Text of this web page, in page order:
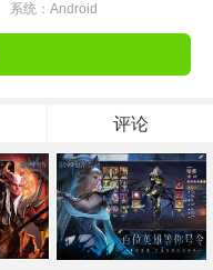
系统：Android
评论